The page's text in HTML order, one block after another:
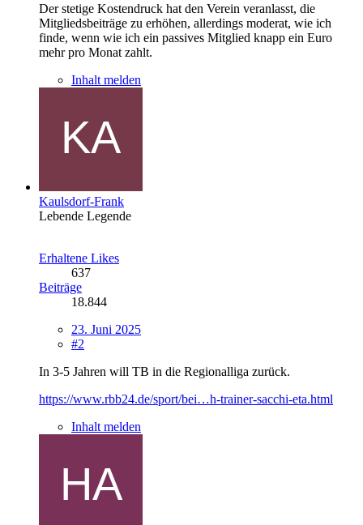
Der stetige Kostendruck hat den Verein veranlasst, die
Mitgliedsbeiträge zu erhöhen, allerdings moderat, wie ich
finde, wenn wie ich ein passives Mitglied knapp ein Euro
mehr pro Monat zahlt.
Inhalt melden
Kaulsdorf-Frank
Lebende Legende
Erhaltene Likes
637
Beiträge
18.844
23. Juni 2025
#2
In 3-5 Jahren will TB in die Regionalliga zurück.
https://www.rbb24.de/sport/bei…h-trainer-sacchi-eta.html
Inhalt melden